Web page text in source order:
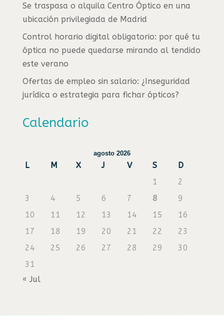
Se traspasa o alquila Centro Óptico en una
ubicación privilegiada de Madrid
Control horario digital obligatorio: por qué tu
óptica no puede quedarse mirando al tendido
este verano
Ofertas de empleo sin salario: ¿Inseguridad
jurídica o estrategia para fichar ópticos?
Calendario
agosto 2026
L M X J V S
D
1
2
3
4 5 6 7 8
9
10
11 12 13 14 15
16
17
18 19 20 21 22
23
24
25 26 27 28 29
30
31
« Jul